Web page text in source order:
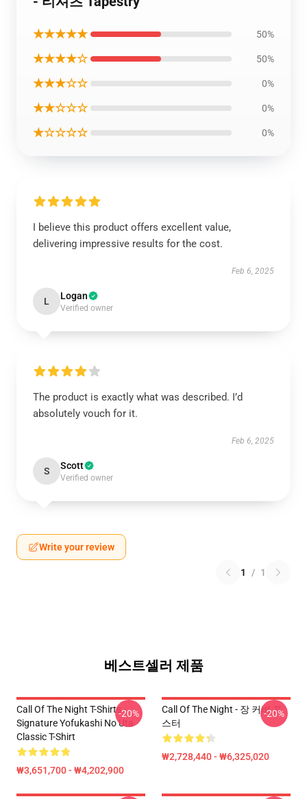
★★★★★ 50%
★★★★☆ 50%
★★★☆☆ 0%
★★☆☆☆ 0%
★☆☆☆☆ 0%
I believe this product offers excellent value,
delivering impressive results for the cost.
Feb 6, 2025
L Logan
Verified owner
The product is exactly what was described. I’d
absolutely vouch for it.
Feb 6, 2025
S Scott
Verified owner
Write your review
1 / 1
베스트셀러 제품
Call Of The Night T-Shirts -
Signature Yofukashi No Uta
Classic T-Shirt
₩3,651,700 - ₩4,202,900
-20%
Call Of The Night - 장 커버 포
스터
₩2,728,440 - ₩6,325,020
-20%